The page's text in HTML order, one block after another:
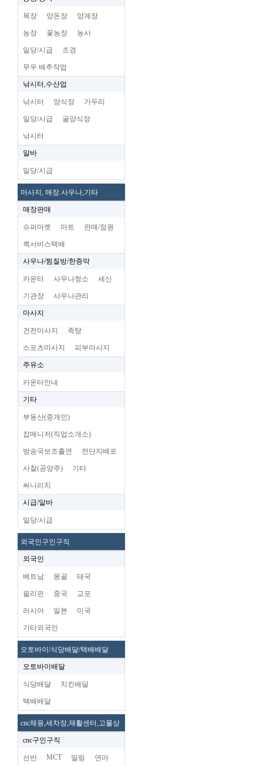
목장 양돈장 양계장
농장 꽃농장 농사
일당/시급 조경
무우 배추작업
낚시터,수산업
낚시터 양식장 가두리
일당/시급 굴양식장
낚시터
알바
일당/시급
마사지, 매장.사우나,기타
매장판매
슈퍼마켓 마트 판매/점원
퀵서비스택배
사우나/찜질방/한증막
카운터 사우나청소 세신
기관장 사우나관리
마사지
건전마사지 족탕
스포츠마사지 피부마사지
주유소
카운터안내
기타
부동산(중개인)
잡메니저(직업소개소)
방송국보조출연 전단지배포
사찰(공양주) 기타
써니리치
시급/알바
일당/시급
외국인구인구직
외국인
베트남 몽골 태국
필리핀 중국 교포
러시아 일본 미국
기타외국인
오토바이/식당배달/택배배달
오토바이배달
식당배달 치킨배달
택배배달
cnc체용,세차장,재활센터,고물상
cnc구인구직
선반 MCT 밀링 연마